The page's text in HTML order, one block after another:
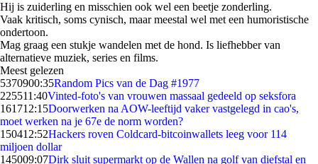
Hij is zuiderling en misschien ook wel een beetje zonderling.
Vaak kritisch, soms cynisch, maar meestal wel met een humoristische
ondertoon.
Mag graag een stukje wandelen met de hond. Is liefhebber van
alternatieve muziek, series en films.
Meest gelezen
5370900:35Random Pics van de Dag #1977
225511:40Vinted-foto's van vrouwen massaal gedeeld op seksfora
161712:15Doorwerken na AOW-leeftijd vaker vastgelegd in cao's,
moet werken na je 67e de norm worden?
150412:52Hackers roven Coldcard-bitcoinwallets leeg voor 114
miljoen dollar
145009:07Dirk sluit supermarkt op de Wallen na golf van diefstal en